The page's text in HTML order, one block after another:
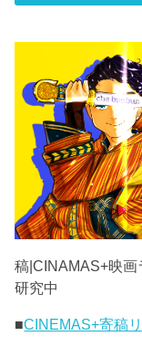
稿|CINAMAS+映
研究中
■CINEMAS+寄稿